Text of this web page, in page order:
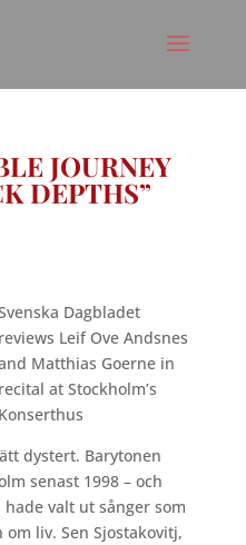
JOURNEY
DEPTHS”
Dagbladet
reviews Leif Ove Andsnes
Matthias Goerne in
recital at Stockholm’s
Konserthus
dystert. Barytonen
senast 1998 – och
valt ut sånger som
liv. Sen Sjostakovitj,